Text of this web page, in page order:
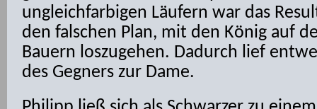
ungleichfarbigen Läufern war das
den falschen Plan, mit den König auf
Bauern loszugehen. Dadurch lief
des Gegners zur Dame.